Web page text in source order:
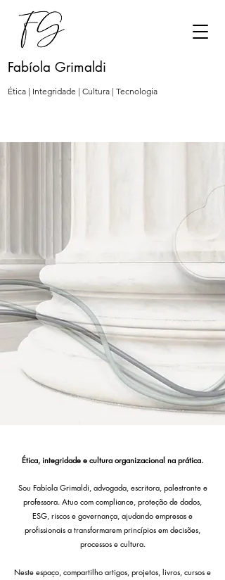
Fabíola Grimaldi
Ética | Integridade | Cultura | Tecnologia
Ética, integridade e cultura organizacional na prática.
Sou Fabíola Grimaldi, advogada, escritora, palestrante e
professora. Atuo com compliance, proteção de dados,
ESG, riscos e governança, ajudando empresas e
profissionais a transformarem princípios em decisões,
processos e cultura.
Neste espaço, compartilho artigos, projetos, livros, cursos e